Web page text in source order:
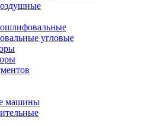
угловые
машины